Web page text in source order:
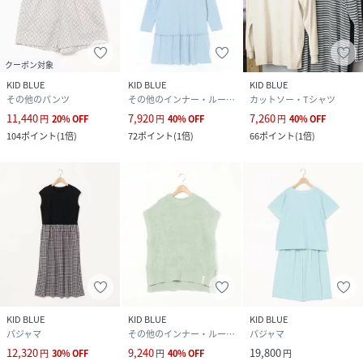
クーポン対象
KID BLUE
その他のパンツ
11,440円 20%OFF
104ポイント(1倍)
KID BLUE
その他のインナー・ルームウェア
7,920円 40%OFF
72ポイント(1倍)
KID BLUE
カットソー・Tシャツ
7,260円 40%OFF
66ポイント(1倍)
KID BLUE
パジャマ
12,320円 30%OFF
KID BLUE
その他のインナー・ルームウェア
9,240円 40%OFF
KID BLUE
パジャマ
19,800円